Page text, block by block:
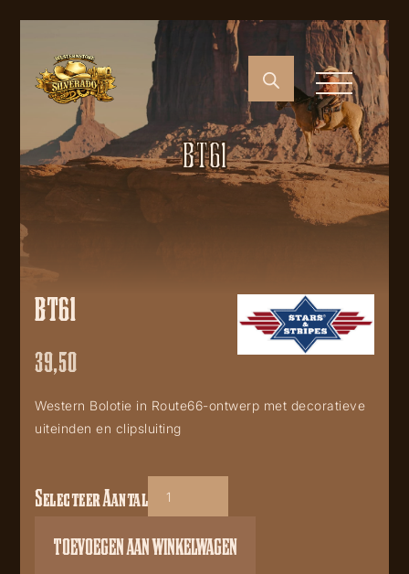
BT61
BT61
39,50
Western Bolotie in Route66-ontwerp met decoratieve
uiteinden en clipsluiting
BT61
Selecteer Aantal
TOEVOEGEN AAN WINKELWAGEN